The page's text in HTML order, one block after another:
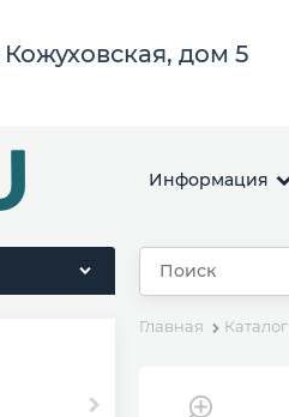
Кожуховская, дом 5
Информация
Главная Каталог